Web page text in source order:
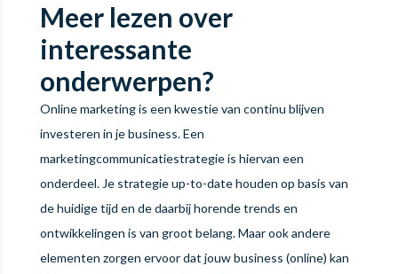
Meer lezen over
interessante
onderwerpen?
Online marketing is een kwestie van continu blijven
investeren in je business. Een
marketingcommunicatiestrategie is hiervan een
onderdeel. Je strategie up-to-date houden op basis van
de huidige tijd en de daarbij horende trends en
ontwikkelingen is van groot belang. Maar ook andere
elementen zorgen ervoor dat jouw business (online) kan